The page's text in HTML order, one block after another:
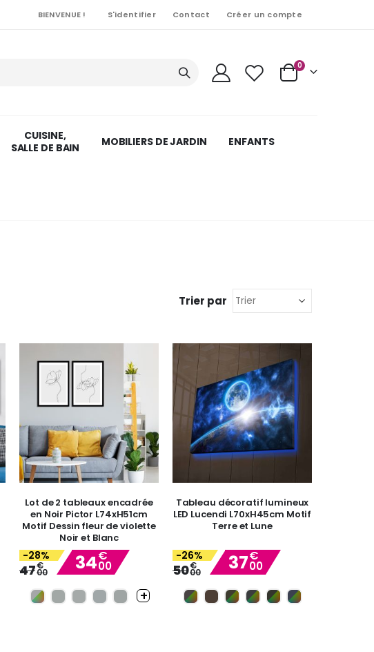
BIENVENUE ! S'identifier Contact Créer un compte
Cart
0Articles
CUISINE,
SALLE DE BAIN
MOBILIERS DE JARDIN ENFANTS
Trier par
Lot de 2 tableaux encadrée
en Noir Pictor L74xH51cm
Motif Dessin fleur de violette
Noir et Blanc
-28%
47€
00
Special
Price
34€
00
Tableau décoratif lumineux
LED Lucendi L70xH45cm Motif
Terre et Lune
-26%
50€
00
Special
Price
37€
00